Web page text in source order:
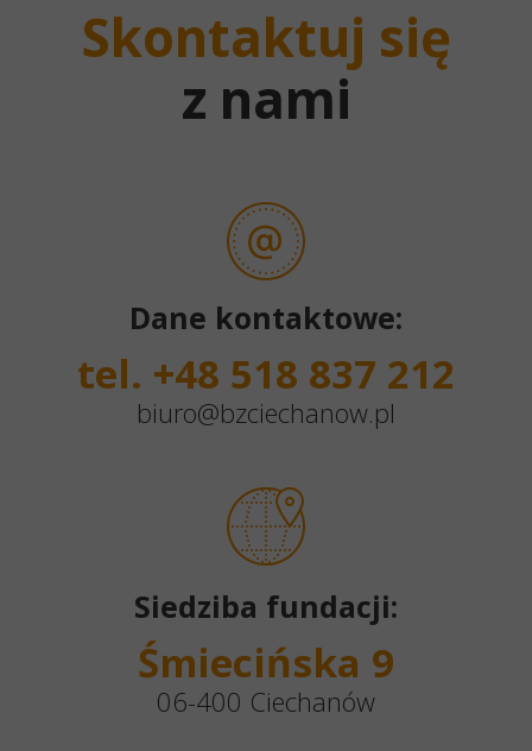
Siedziba fundacji:
Śmiecińska 9
06-400 Ciechanów
Dane kontaktowe:
tel. +48 518 837 212
biuro@bzciechanow.pl
Skontaktuj się
z nami